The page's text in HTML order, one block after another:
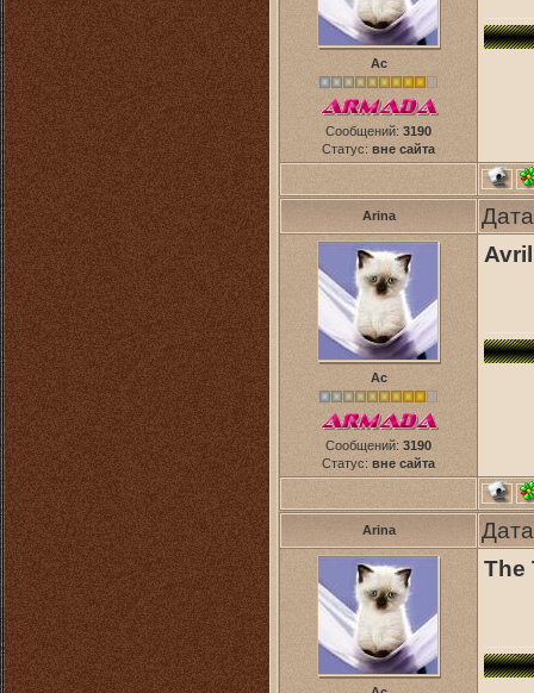
Ас
Сообщений: 3190
Статус: вне сайта
Arina
Ас
Сообщений: 3190
Статус: вне сайта
Arina
The